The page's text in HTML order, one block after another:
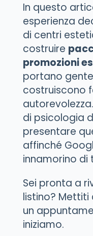
In questo
esperienza
di centri
costruire
promozioni
portano
costruiscono
di psicologia
presentare
affinché
innamorino di
Sei pronta a
listino?
un
iniziamo.